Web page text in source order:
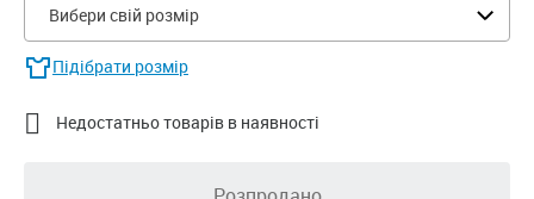
Вибери свій розмір
Підібрати розмір
 Недостатньо товарів в наявності